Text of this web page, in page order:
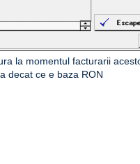
la momentul facturarii
decat ce e baza RON